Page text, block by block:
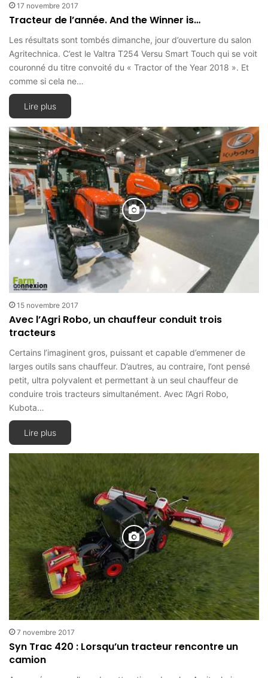
17 novembre 2017
Tracteur de l’année. And the Winner is…
Les résultats sont tombés dimanche, jour d’ouverture du salon
Agritechnica. C’est le Valtra T254 Versu Smart Touch qui se voit
couronné du titre convoité du « Tractor of the Year 2018 ». Et
comme si cela ne…
Lire plus
15 novembre 2017
Avec l’Agri Robo, un chauffeur conduit trois
tracteurs
Certains l’imaginent gros, puissant et capable d’emmener de
larges outils sans chauffeur. D’autres, au contraire, l’ont pensé
petit, ultra polyvalent et permettant à un seul chauffeur de
conduire trois tracteurs simultanément. Avec l’Agri Robo,
Kubota…
Lire plus
7 novembre 2017
Syn Trac 420 : Lorsqu’un tracteur rencontre un
camion